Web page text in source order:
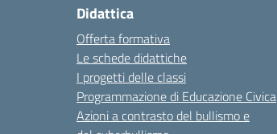
Didattica
Offerta formativa
Le schede didattiche
I progetti delle classi
Programmazione di Educazione Civica
Azioni a contrasto del bullismo e